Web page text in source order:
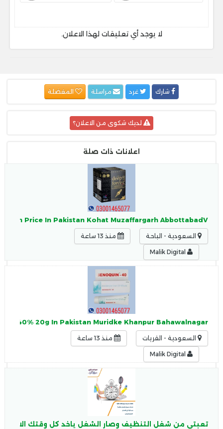
لا يوجد أي تعليقات لهذا الاعلان.
شارك غرد المفضلة
لديك شكوى من الاعلان؟
اعلانات ذات صلة
Price In Pakistan Kohat Muzaffargarh AbbottabadV
السعودية - الباحة منذ 13 ساعة
40% 20g In Pakistan Muridke Khanpur Bahawalnagar
السعودية - القريات منذ 13 ساعة
تعبتي من شغل التنظيف وصار الشغل ياخد كل وقتك الان